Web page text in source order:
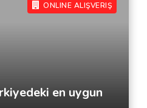
ONLINE ALIŞVERIŞ
en uygun